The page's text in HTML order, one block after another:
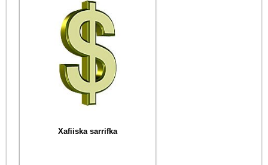
Xafiiska sarrifka